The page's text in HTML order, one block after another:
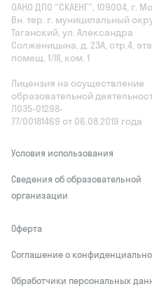
ОАНО ДПО "СКАЕНГ", 109004, г.
Вн. тер. г. муниципальный
Таганский, ул. Александра
Солженицына, д. 23А, стр.4,
помещ. 1/III, ком. 1
Лицензия на осуществление
образовательной
Л035‑01298-
77/00181469 от 06.08.2019 года
Условия использования
Сведения об образовательной
организации
Оферта
Соглашение о
Обработчики персональных